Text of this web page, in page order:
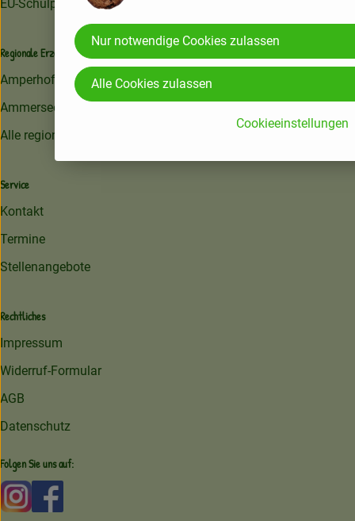
EU-Schulprogramm
Regionale Erzeuger
Amperhof
Ammersee Kräuterhof
Alle regionalen Erzeuger
Service
Kontakt
Termine
Stellenangebote
Rechtliches
Impressum
Widerruf-Formular
AGB
Datenschutz
Folgen Sie uns auf:
Externer Link zu https://www.instagram.com/
Cookieeinstellungen
Nur notwendige Cookies zulassen
Alle Cookies zulassen